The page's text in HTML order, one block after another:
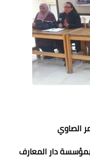
الصاوي
بمؤسسة دار المعارف